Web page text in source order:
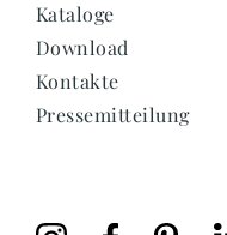
Kataloge
Download
Kontakte
Pressemitteilung